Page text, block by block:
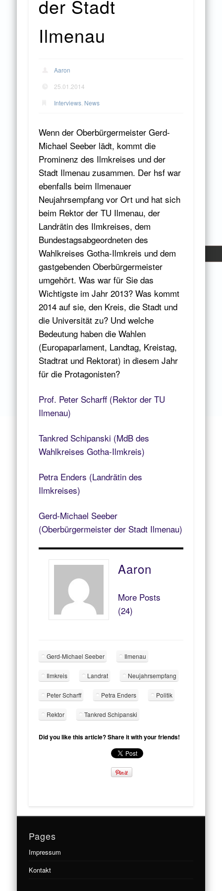
der Stadt
Ilmenau
Aaron
25.01.2014
Interviews News
Wenn der Oberbürgermeister Gerd-
Michael Seeber lädt, kommt die
Prominenz des Ilmkreises und der
Stadt Ilmenau zusammen. Der hsf war
ebenfalls beim Ilmenauer
Neujahrsempfang vor Ort und hat sich
beim Rektor der TU Ilmenau, der
Landrätin des Ilmkreises, dem
Bundestagsabgeordneten des
Wahlkreises Gotha-Ilmkreis und dem
gastgebenden Oberbürgermeister
umgehört. Was war für Sie das
Wichtigste im Jahr 2013? Was kommt
2014 auf sie, den Kreis, die Stadt und
die Universität zu? Und welche
Bedeutung haben die Wahlen
(Europaparlament, Landtag, Kreistag,
Stadtrat und Rektorat) in diesem Jahr
für die Protagonisten?
Prof. Peter Scharff (Rektor der TU
Ilmenau)
Tankred Schipanski (MdB des
Wahlkreises Gotha-Ilmkreis)
Petra Enders (Landrätin des
Ilmkreises)
Gerd-Michael Seeber
(Oberbürgermeister der Stadt Ilmenau)
Aaron
More Posts
(24)
Gerd-Michael Seeber Ilmenau
Ilmkreis Landrat Neujahrsempfang
Peter Scharff Petra Enders Politik
Rektor Tankred Schipanski
Did you like this article? Share it with your friends!
Pages
Impressum
Kontakt